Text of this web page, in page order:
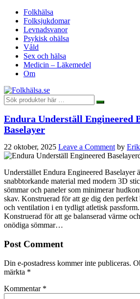
Folkhälsa
Folksjukdomar
Levnadsvanor
Psykisk ohälsa
Våld
Sex och hälsa
Medicin – Läkemedel
Om
Endura Underställ Engineered
Baselayer
22 oktober, 2025 Leave a Comment by Erik
Understället Endura Engineered Baselayer
snabbtorkande material med modern 3D
sömmar och paneler som minimerar
skav. Konstruerad för att ge dig den perfekt
och ventilation i en tydligt atletisk
Konstruerad för att ge balanserad värme
onödiga sömmar…
Post Comment
Din e-postadress kommer inte publiceras.
märkta *
Kommentar *